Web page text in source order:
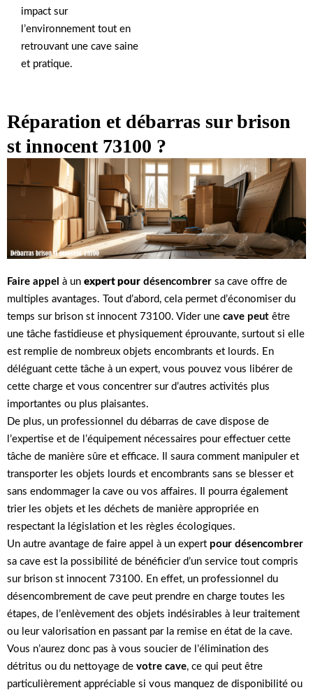
impact sur
l’environnement tout en
retrouvant une cave saine
et pratique.
Réparation et débarras sur brison
st innocent 73100 ?
Faire appel à un expert pour désencombrer sa cave offre de
multiples avantages. Tout d’abord, cela permet d’économiser du
temps sur brison st innocent 73100. Vider une cave peut être
une tâche fastidieuse et physiquement éprouvante, surtout si elle
est remplie de nombreux objets encombrants et lourds. En
déléguant cette tâche à un expert, vous pouvez vous libérer de
cette charge et vous concentrer sur d’autres activités plus
importantes ou plus plaisantes.
De plus, un professionnel du débarras de cave dispose de
l’expertise et de l’équipement nécessaires pour effectuer cette
tâche de manière sûre et efficace. Il saura comment manipuler et
transporter les objets lourds et encombrants sans se blesser et
sans endommager la cave ou vos affaires. Il pourra également
trier les objets et les déchets de manière appropriée en
respectant la législation et les règles écologiques.
Un autre avantage de faire appel à un expert pour désencombrer
sa cave est la possibilité de bénéficier d’un service tout compris
sur brison st innocent 73100. En effet, un professionnel du
désencombrement de cave peut prendre en charge toutes les
étapes, de l’enlèvement des objets indésirables à leur traitement
ou leur valorisation en passant par la remise en état de la cave.
Vous n’aurez donc pas à vous soucier de l’élimination des
détritus ou du nettoyage de votre cave, ce qui peut être
particulièrement appréciable si vous manquez de disponibilité ou